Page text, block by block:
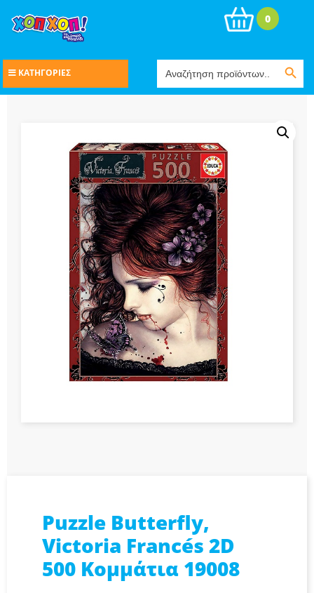
for:
Search Button
0
ΚΑΤΗΓΟΡΙΕΣ
Puzzle Butterfly,
Victoria Francés 2D
500 Κομμάτια 19008